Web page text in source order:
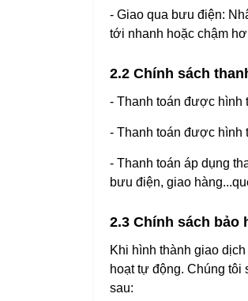
- Giao qua bưu điện:
tới nhanh hoặc chậm
2.2 Chính sách
- Thanh toán được hình
- Thanh toán được hình
- Thanh toán áp dụng
bưu điện, giao
2.3 Chính sách bảo
Khi hình thành giao
hoạt tự động. Chúng tôi
sau: